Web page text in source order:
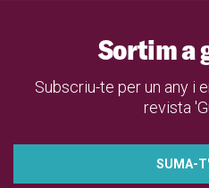
Sortim a
Subscriu-te per un any i
revista
SUMA-